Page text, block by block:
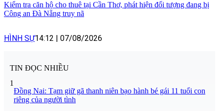
Kiểm tra căn hộ cho thuê tại Cần Thơ, phát hiện đối tượng đang bị
Công an Đà Nẵng truy nã
HÌNH SỰ14:12 07/08/2026
TIN ĐỌC NHIỀU
1
Đồng Nai: Tạm giữ gã thanh niên bạo hành bé gái 11 tuổi con
riêng của người tình